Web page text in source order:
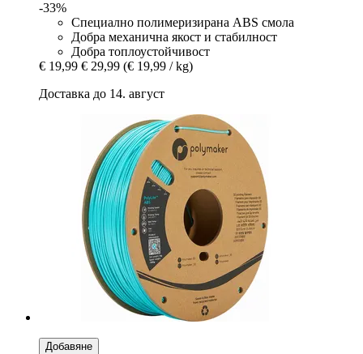
-33%
Специално полимеризирана ABS смола
Добра механична якост и стабилност
Добра топлоустойчивост
€ 19,99 € 29,99 (€ 19,99 / kg)
Доставка до 14. август
Добавяне